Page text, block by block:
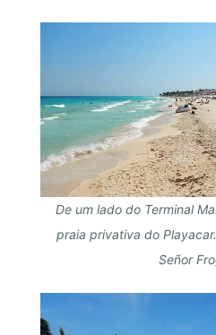
De um lado do Terminal
praia privativa do
Señor